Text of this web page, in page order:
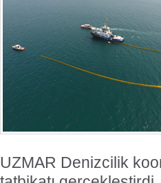
UZMAR Denizcilik